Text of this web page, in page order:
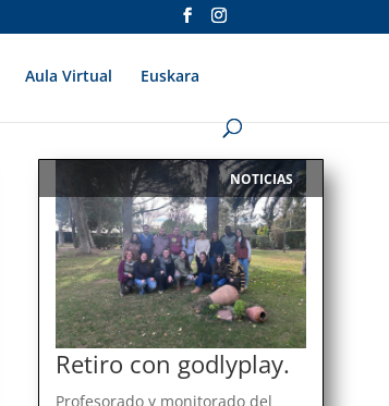
Aula Virtual Euskara
Retiro con godlyplay.
| NOTICIAS
Profesorado y monitorado del